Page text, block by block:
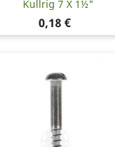
Kullrig 7 X 1½"
Pris
0,18 €